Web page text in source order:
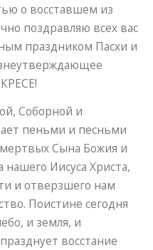
о восставшем из
поздравляю всех вас
праздником Пасхи и
Соборной и
пеньми и песньми
Сына Божия и
нашего Иисуса Христа,
и отверзшего нам
Поистине сегодня
и земля, и
восстание